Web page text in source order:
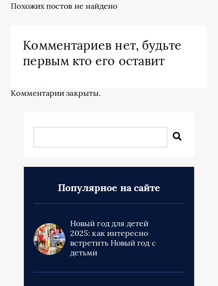
Похожих постов не найдено
Комментариев нет, будьте
первым кто его оставит
Комментарии закрыты.
Популярное на сайте
Новый год для детей
2025: как интересно
встретить Новый год с
детьми